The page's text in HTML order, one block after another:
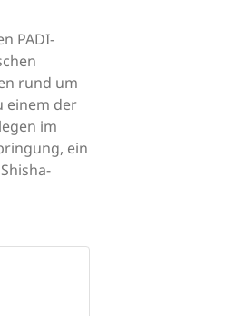
PADI-
rund um
einem der
im
ein